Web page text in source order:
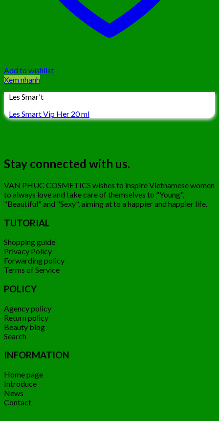
Add to wishlist
Xem nhanh
Les Smar't
Les Smart Vip Her 20 ml
Stay connected with us.
VAN PHUC COSMETICS wishes to inspire Vietnamese women
to always love and take care of themselves to "Young",
"Beautiful" and "Sexy", aiming at to a happier and happier life.
TUTORIAL
Shopping guide
Privacy Policy
Forwarding policy
Terms of Service
POLICY
Agency policy
Return policy
Beauty blog
Search
INFORMATION
Home page
Introduce
News
Contact